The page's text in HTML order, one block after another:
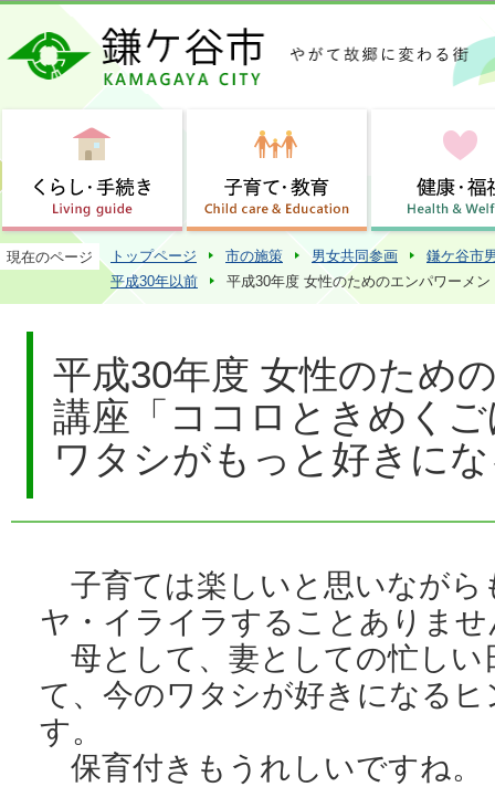
この
現在のページ トップページ 市の施策 男女共同参画
鎌ケ谷市
平成30年以前
平成30年度 女性のためのエンパワーメ
平成30年度 女性のため
講座「ココロときめく
ワタシがもっと好きに
子育ては楽しいと思いながら
ヤ・イライラすることありま
母として、妻としての忙しい
て、今のワタシが好きになる
す。
保育付きもうれしいですね。